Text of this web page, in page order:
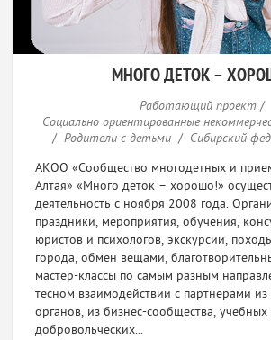
МНОГО ДЕТОК –
Работающий проект /
Социально ориентированные
/ Родители с детьми / Сибирский
АКОО «Сообщество многодетных и
Алтая» «Много деток – хорошо!»
деятельность с ноября 2008 года.
праздники, мероприятия, обучения,
юристов и психологов, экскурсии,
города, обмен вещами,
мастер-классы по самым разным
тесном взаимодействии с партнерами из
органов, из бизнес-сообщества,
добровольческих...